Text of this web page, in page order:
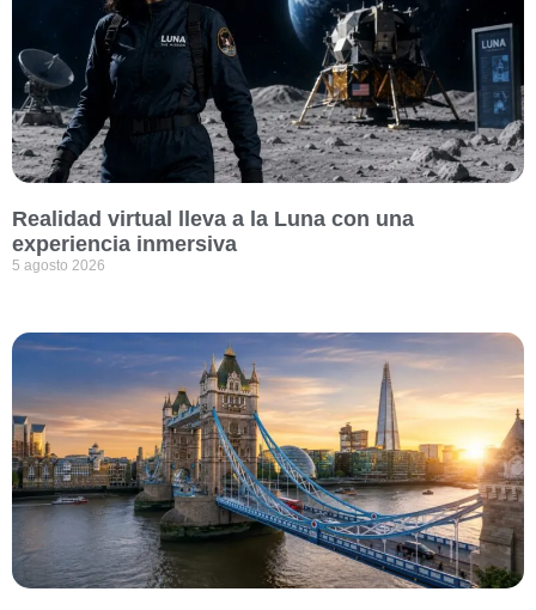
Realidad virtual lleva a la Luna con una
experiencia inmersiva
5 agosto 2026